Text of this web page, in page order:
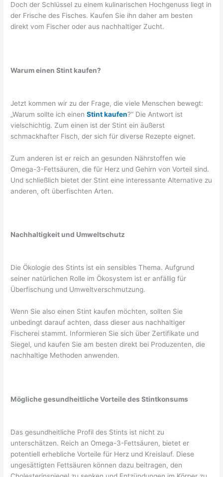
Doch der Schlüssel zu einem kulinarischen Hochgenuss liegt in
der Frische des Fisches. Kaufen Sie ihn daher am besten
direkt vom Fischer oder aus nachhaltiger Zucht.
Warum einen Stint kaufen?
Jetzt kommen wir zu der Frage, die viele Menschen bewegt:
„Warum sollte ich einenStint kaufen?“ Die Antwort ist
vielschichtig. Zum einen ist der Stint ein äußerst
schmackhafter Fisch, der sich für diverse Rezepte eignet.
Zum anderen ist er reich an gesunden Nährstoffen wie
Omega-3-Fettsäuren, die für Herz und Gehirn von Vorteil sind.
Und schließlich bietet der Stint eine interessante Alternative zu
anderen, oft überfischten Arten.
Nachhaltigkeit und Umweltschutz
Die Ökologie des Stints ist ein sensibles Thema. Aufgrund
seiner natürlichen Rolle im Ökosystem ist er anfällig für
Überfischung und Umweltverschmutzung.
Wenn Sie also einen Stint kaufen möchten, sollten Sie
unbedingt darauf achten, dass dieser aus nachhaltiger
Fischerei stammt. Informieren Sie sich über Zertifikate und
Siegel, und kaufen Sie am besten direkt bei Produzenten, die
nachhaltige Methoden anwenden.
Mögliche gesundheitliche Vorteile des Stintkonsums
Das gesundheitliche Profil des Stints ist nicht zu
unterschätzen. Reich an Omega-3-Fettsäuren, bietet er
potentiell erhebliche Vorteile für Herz und Kreislauf. Diese
ungesättigten Fettsäuren können dazu beitragen, den